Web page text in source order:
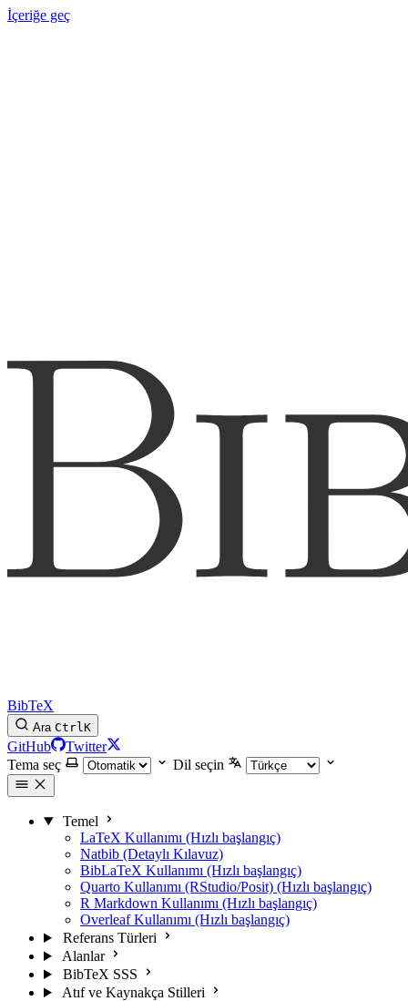
İçeriğe geç
BibTeX
Ara CtrlK
GitHub
Twitter
Tema seç
Dil seçin
Temel
LaTeX Kullanımı (Hızlı başlangıç)
Natbib (Detaylı Kılavuz)
BibLaTeX Kullanımı (Hızlı başlangıç)
Quarto Kullanımı (RStudio/Posit) (Hızlı başlangıç)
R Markdown Kullanımı (Hızlı başlangıç)
Overleaf Kullanımı (Hızlı başlangıç)
Referans Türleri
Alanlar
BibTeX SSS
Atıf ve Kaynakça Stilleri